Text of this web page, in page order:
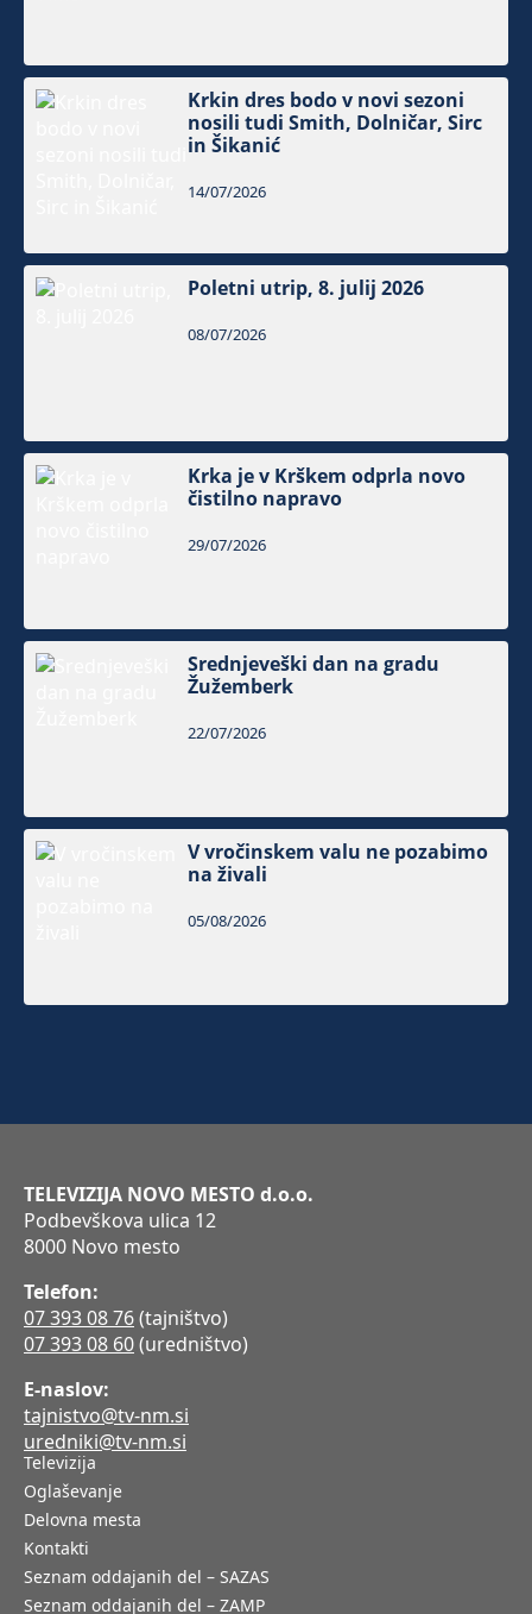
Krkin dres bodo v novi sezoni
nosili tudi Smith, Dolničar, Sirc
in Šikanić
14/07/2026
Poletni utrip, 8. julij 2026
08/07/2026
Krka je v Krškem odprla novo
čistilno napravo
29/07/2026
Srednjeveški dan na gradu
Žužemberk
22/07/2026
V vročinskem valu ne pozabimo
na živali
05/08/2026
TELEVIZIJA NOVO MESTO d.o.o.
Podbevškova ulica 12
8000 Novo mesto
Telefon:
07 393 08 76(tajništvo)
07 393 08 60(uredništvo)
E-naslov:
tajnistvo@tv-nm.si
uredniki@tv-nm.si
Televizija
Oglaševanje
Delovna mesta
Kontakti
Seznam oddajanih del – SAZAS
Seznam oddajanih del – ZAMP